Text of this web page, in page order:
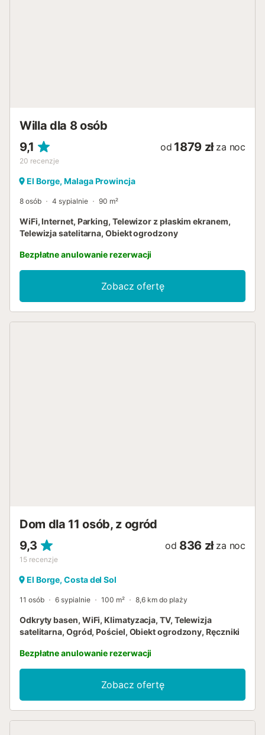
(25 minut jazdy samochodem od obiektu). Tutaj można
słuchać kojących fal i podziwiać lśniące morze. Na terenie
posesji dostępne są miejsca parkingowe. Maksymalnie 2
zwierzęta mogą ...
Willa dla 8 osób
9,1
20 recenzje
od 1879 zł za noc
El Borge, Malaga Prowincja
8 osób 4 sypialnie 90 m²
WiFi, Internet, Parking, Telewizor z płaskim ekranem,
Telewizja satelitarna, Obiekt ogrodzony
Bezpłatne anulowanie rezerwacji
Zobacz ofertę
Dom dla 11 osób, z ogród
9,3
15 recenzje
od 836 zł za noc
El Borge, Costa del Sol
11 osób 6 sypialnie 100 m² 8,6 km do plaży
Odkryty basen, WiFi, Klimatyzacja, TV, Telewizja
satelitarna, Ogród, Pościel, Obiekt ogrodzony, Ręczniki
Bezpłatne anulowanie rezerwacji
Zobacz ofertę